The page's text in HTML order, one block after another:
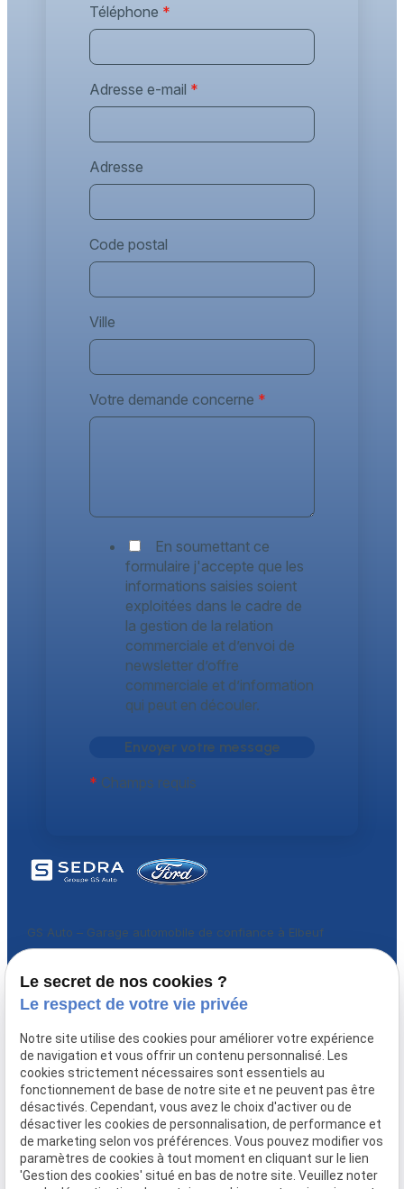
Téléphone *
Adresse e-mail *
Adresse
Code postal
Ville
Votre demande concerne *
En soumettant ce
formulaire j'accepte que les
informations saisies soient
exploitées dans le cadre de
la gestion de la relation
commerciale et d’envoi de
newsletter d’offre
commerciale et d’information
qui peut en découler.
* Champs requis
GS Auto – Garage automobile de confiance à Elbeuf
03 66 88 33 36
40 Rue Jean
Jaurès
76500 Elbeuf
08:00 -
18:00
Garage Grand-Couronne
Garage Oissel
Garage Petit-Couronne
Garage Saint-Étienne-du-Rouvray
Garage Le Grand-Quevilly
Le secret de nos cookies ?
Le respect de votre vie privée
Notre site utilise des cookies pour améliorer votre expérience
de navigation et vous offrir un contenu personnalisé. Les
cookies strictement nécessaires sont essentiels au
fonctionnement de base de notre site et ne peuvent pas être
désactivés. Cependant, vous avez le choix d'activer ou de
désactiver les cookies de personnalisation, de performance et
de marketing selon vos préférences. Vous pouvez modifier vos
paramètres de cookies à tout moment en cliquant sur le lien
'Gestion des cookies' situé en bas de notre site. Veuillez noter